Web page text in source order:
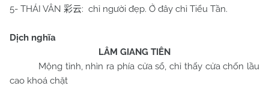
5- THÁI VÂN 彩云: chỉ người đẹp. Ở đây chỉ Tiểu Tần.
Dịch nghĩa
LÂM GIANG TIÊN
Mộng tỉnh, nhìn ra phía cửa sổ, chỉ thấy cửa chốn lầu
cao khoá chặt